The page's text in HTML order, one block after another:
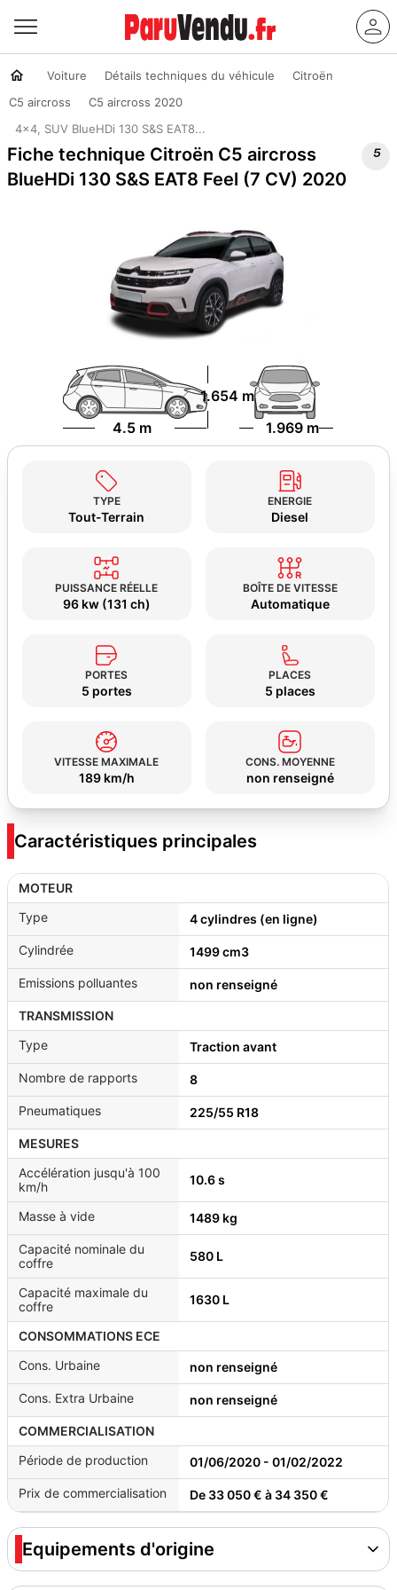
Voiture Détails techniques du véhicule
Citroën
C5 aircross
C5 aircross 2020
4x4, SUV BlueHDi 130 S&S EAT8...
Fiche technique Citroën C5 aircross
BlueHDi 130 S&S EAT8 Feel (7 CV) 2020

4.5 m 1.969 m
1.654 m
TYPE
Tout-Terrain
ENERGIE
Diesel
PUISSANCE RÉELLE
96 kw (131 ch)
BOÎTE DE VITESSE
Automatique
PORTES
5 portes
PLACES
5 places
VITESSE MAXIMALE
189 km/h
CONS. MOYENNE
non renseigné
Caractéristiques principales
MOTEUR
Type
4 cylindres (en ligne)
Cylindrée 1499 cm3
Emissions polluantes non renseigné
TRANSMISSION
Type
Traction avant
Nombre de rapports 8
Pneumatiques 225/55 R18
MESURES
Accélération jusqu'à 100
km/h
10.6 s
Masse à vide 1489 kg
Capacité nominale du
coffre
580 L
Capacité maximale du
coffre
1630 L
CONSOMMATIONS ECE
Cons. Urbaine
non renseigné
Cons. Extra Urbaine non renseigné
COMMERCIALISATION
Période de production
01/06/2020 - 01/02/2022
Prix de commercialisation De 33 050 € à 34 350 €
Equipements d'origine